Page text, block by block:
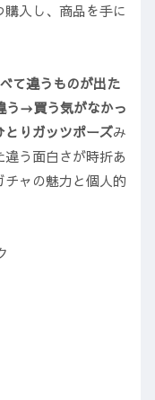
入し、商品を手に
て違うものが出た
→買う気がなかっ
りガッツポーズみ
う面白さが時折あ
ャの魅力と個人的